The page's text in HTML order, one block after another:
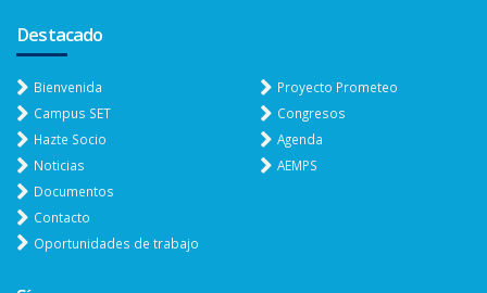
Destacado
Bienvenida
Campus SET
Hazte Socio
Noticias
Proyecto Prometeo
Congresos
Agenda
AEMPS
Documentos
Contacto
Oportunidades de trabajo